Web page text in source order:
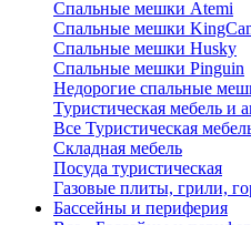
Спальные мешки Atemi
Спальные мешки
Спальные мешки Husky
Спальные мешки Pinguin
Недорогие спальные
Туристическая мебель и
Все Туристическая
Складная мебель
Посуда туристическая
Газовые плиты, грили,
Бассейны и периферия